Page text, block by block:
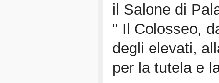
il Salone di
" Il Colosseo,
degli elevati,
per la tutela e